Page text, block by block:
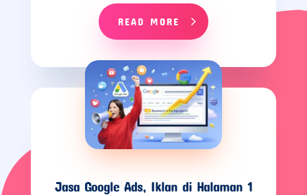
READ MORE
Jasa Google Ads, Iklan di Halaman 1